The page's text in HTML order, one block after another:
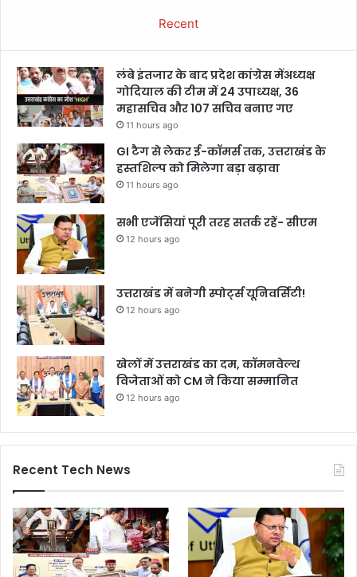
Recent
लंबे इंतजार के बाद प्रदेश कांग्रेस मेंअध्यक्ष
गोदियाल की टीम में 24 उपाध्यक्ष, 36
महासचिव और 107 सचिव बनाए गए
11 hours ago
GI टैग से लेकर ई-कॉमर्स तक, उत्तराखंड के
हस्तशिल्प को मिलेगा बड़ा बढ़ावा
11 hours ago
सभी एजेंसियां पूरी तरह सतर्क रहें- सीएम
12 hours ago
उत्तराखंड में बनेगी स्पोर्ट्स यूनिवर्सिटी!
12 hours ago
खेलों में उत्तराखंड का दम, कॉमनवेल्थ
विजेताओं को CM ने किया सम्मानित
12 hours ago
Recent Tech News